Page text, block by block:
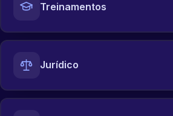
Treinamentos
Jurídico